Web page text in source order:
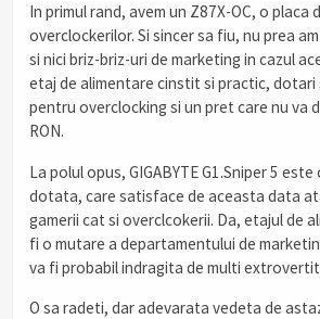
In primul rand, avem un Z87X-OC, o placa
overclockerilor. Si sincer sa fiu, nu prea
si nici briz-briz-uri de marketing in cazul
etaj de alimentare cinstit si practic, dotari
pentru overclocking si un pret care nu va
RON.
La polul opus, GIGABYTE G1.Sniper 5
dotata, care satisface de aceasta data
gamerii cat si overclcokerii. Da, etajul de
fi o mutare a departamentului de
va fi probabil indragita de multi
O sa radeti, dar adevarata vedeta de